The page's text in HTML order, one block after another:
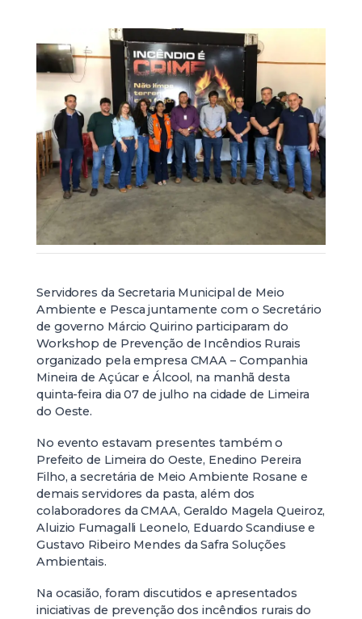
Servidores da Secretaria Municipal de Meio
Ambiente e Pesca juntamente com o Secretário
de governo Márcio Quirino participaram do
Workshop de Prevenção de Incêndios Rurais
organizado pela empresa CMAA – Companhia
Mineira de Açúcar e Álcool, na manhã desta
quinta-feira dia 07 de julho na cidade de Limeira
do Oeste.
No evento estavam presentes também o
Prefeito de Limeira do Oeste, Enedino Pereira
Filho, a secretária de Meio Ambiente Rosane e
demais servidores da pasta, além dos
colaboradores da CMAA, Geraldo Magela Queiroz,
Aluizio Fumagalli Leonelo, Eduardo Scandiuse e
Gustavo Ribeiro Mendes da Safra Soluções
Ambientais.
Na ocasião, foram discutidos e apresentados
iniciativas de prevenção dos incêndios rurais do